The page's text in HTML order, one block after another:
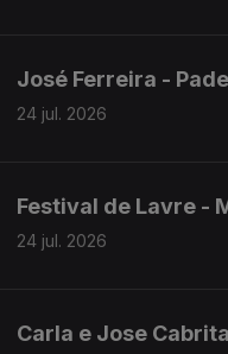
José Ferreira -
24 jul. 2026
Festival de Lavre -
24 jul. 2026
Carla e Jose